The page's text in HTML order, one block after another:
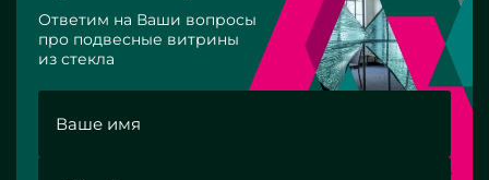
Ответим на Ваши вопросы
про подвесные витрины
из стекла